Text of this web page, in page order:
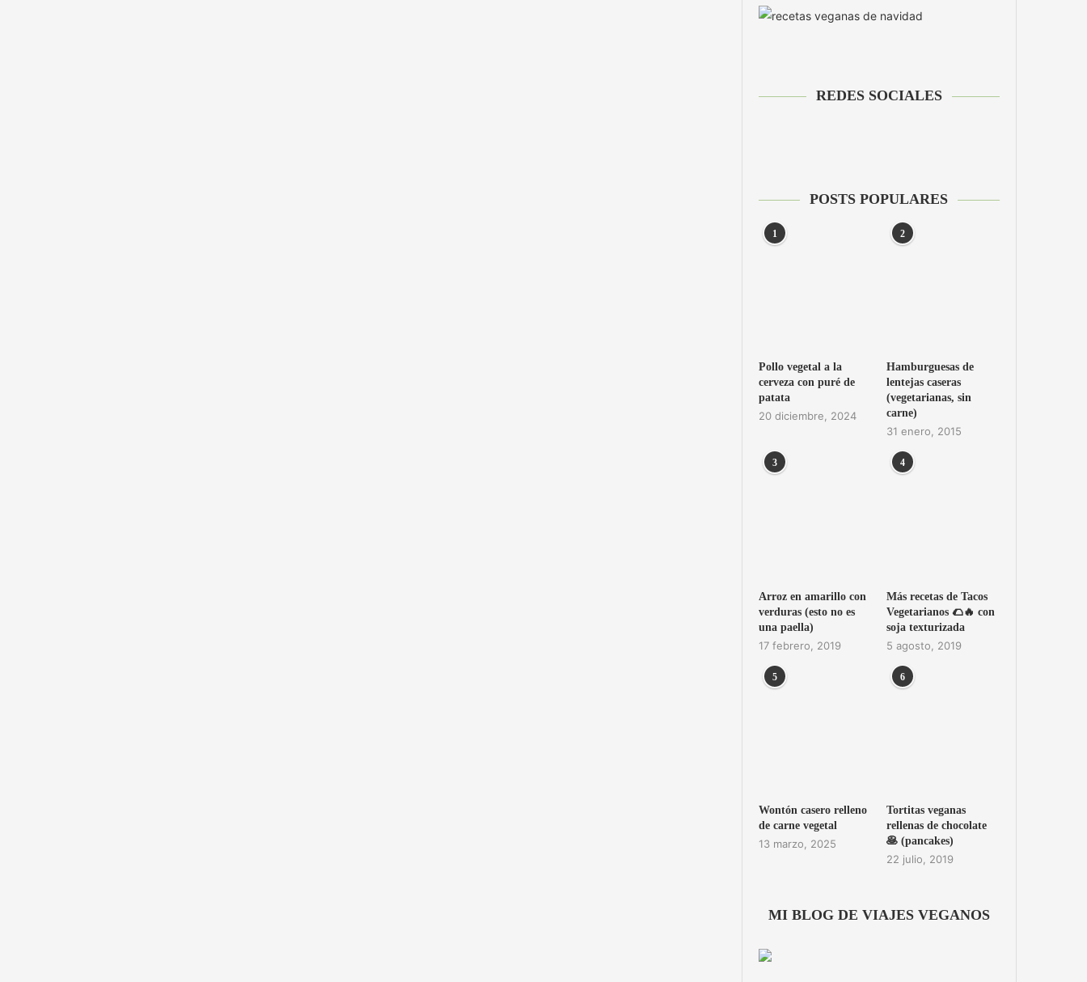
REDES SOCIALES
POSTS POPULARES
1
Pollo vegetal a la
cerveza con puré de
patata
20 diciembre, 2024
2
Hamburguesas de
lentejas caseras
(vegetarianas, sin
carne)
31 enero, 2015
3
Arroz en amarillo con
verduras (esto no es
una paella)
17 febrero, 2019
4
Más recetas de Tacos
Vegetarianos 🌮🔥 con
soja texturizada
5 agosto, 2019
5
Wontón casero relleno
de carne vegetal
13 marzo, 2025
6
Tortitas veganas
rellenas de chocolate
🥞 (pancakes)
22 julio, 2019
MI BLOG DE VIAJES VEGANOS